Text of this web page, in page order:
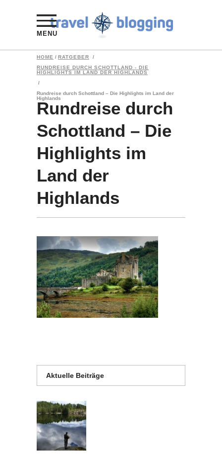
MENU
HOME / RATGEBER
/
RUNDREISE DURCH SCHOTTLAND - DIE
HIGHLIGHTS IM LAND DER HIGHLANDS
/
Rundreise durch Schottland – Die Highlights im Land der
Highlands
Rundreise durch
Schottland – Die
Highlights im
Land der
Highlands
Aktuelle Beiträge